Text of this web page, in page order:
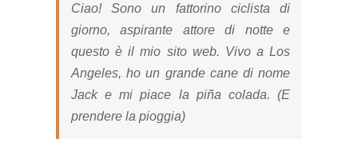
Ciao! Sono un fattorino ciclista di
giorno, aspirante attore di notte e
questo è il mio sito web. Vivo a Los
Angeles, ho un grande cane di nome
Jack e mi piace la piña colada. (E
prendere la pioggia)